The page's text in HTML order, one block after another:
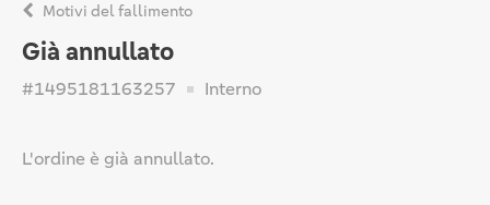
Motivi del fallimento
Già annullato
#1495181163257 Interno
L'ordine è già annullato.